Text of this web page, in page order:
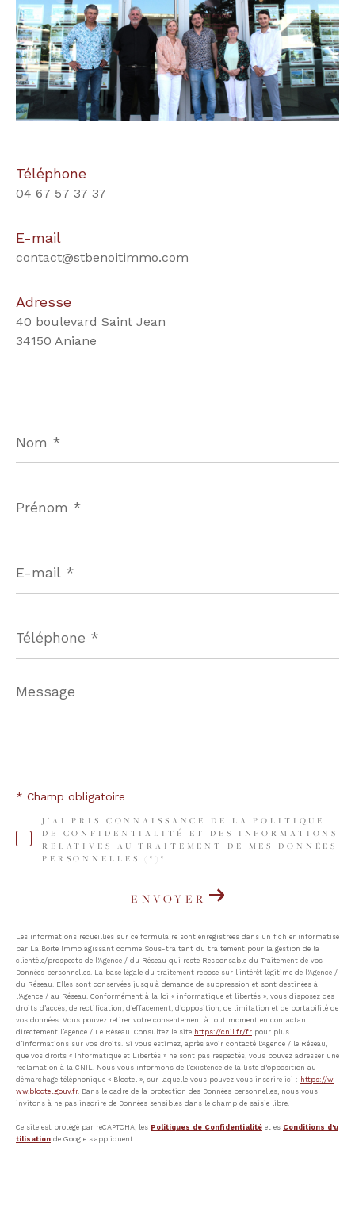
Téléphone
04 67 57 37 37
E-mail
contact@stbenoitimmo.com
Adresse
40 boulevard Saint Jean
34150 Aniane
*
*
mail
*
*
Message
*
J'AI PRIS CONNAISSANCE DE LA POLITIQUE
DE CONFIDENTIALITÉ ET DES INFORMATIONS
RELATIVES AU TRAITEMENT DE MES DONNÉES
PERSONNELLES (*)*
* Champ obligatoire
ENVOYER
Les informations recueillies sur ce formulaire sont enregistrées dans un fichier informatisé
par La Boite Immo agissant comme Sous-traitant du traitement pour la gestion de la
clientèle/prospects de l'Agence / du Réseau qui reste Responsable du Traitement de vos
Données personnelles. La base légale du traitement repose sur l'intérêt légitime de l'Agence /
du Réseau. Elles sont conservées jusqu'à demande de suppression et sont destinées à
l'Agence / au Réseau. Conformément à la loi « informatique et libertés », vous disposez des
droits d’accès, de rectification, d’effacement, d’opposition, de limitation et de portabilité de
vos données. Vous pouvez retirer votre consentement à tout moment en contactant
directement l’Agence / Le Réseau. Consultez le site https://cnil.fr/fr pour plus
d’informations sur vos droits. Si vous estimez, après avoir contacté l'Agence / le Réseau,
que vos droits « Informatique et Libertés » ne sont pas respectés, vous pouvez adresser une
réclamation à la CNIL. Nous vous informons de l’existence de la liste d'opposition au
démarchage téléphonique « Bloctel », sur laquelle vous pouvez vous inscrire ici : https://w
ww.bloctel.gouv.fr. Dans le cadre de la protection des Données personnelles, nous vous
invitons à ne pas inscrire de Données sensibles dans le champ de saisie libre.
Ce site est protégé par reCAPTCHA, les Politiques de Confidentialité et es Conditions d'u
tilisation de Google s'appliquent.